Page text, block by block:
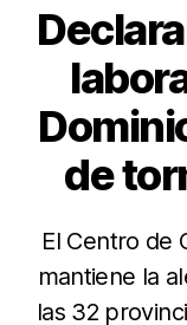
de
El Centro de
mantiene la
las 32